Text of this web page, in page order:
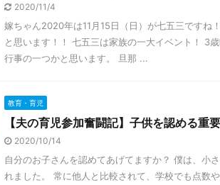
2020/11/4
嫁ちゃん2020年は11月15日（日）が七五三ですね
と思います！！ 七五三は家族の一大イベント！ 3
行事の一つかと思います。 旦那 ...
教育・育児
【夫の育児参加奮闘記】子供を認める重
2020/10/14
自分のお子さんを認めてあげてますか？ 僕は、小
れました。 常に他人と比較されて、学校でも点数